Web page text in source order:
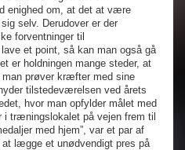
enighed om, at det at være
selv. Derudover er der
forventninger til
et point, så kan man også gå
er holdningen mange steder, at
prøver kræfter med sine
tilstedeværelsen ved årets
hvor man opfylder målet med
i træningslokalet på vejen frem til
med hjem”, var et par af
at lægge et unødvendigt pres på